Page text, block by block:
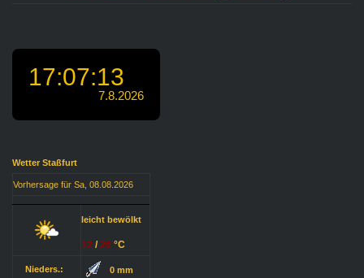
Wetter Staßfurt
Vorhersage für Sa, 08.08.2026
leicht bewölkt
12 /26 °C
Nieders.: 0 mm